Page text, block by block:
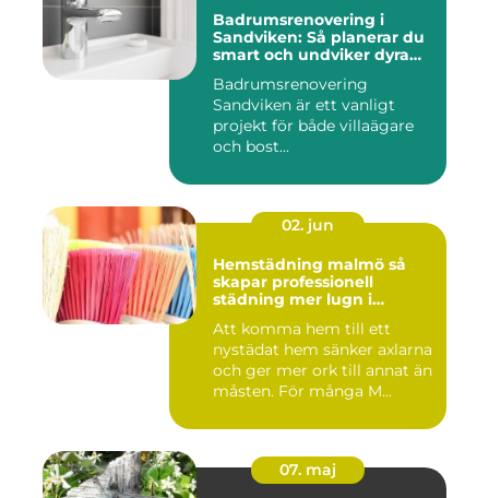
Badrumsrenovering i
Sandviken: Så planerar du
smart och undviker dyra
Badrumsrenovering
Sandviken är ett vanligt
projekt för både villaägare
och bost...
02. jun
Hemstädning malmö så
skapar professionell
städning mer lugn i
Att komma hem till ett
nystädat hem sänker axlarna
och ger mer ork till annat än
måsten. För många M...
07. maj